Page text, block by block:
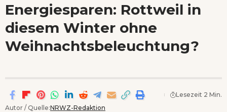
Energiesparen: Rottweil in
diesem Winter ohne
Weihnachtsbeleuchtung?
Autor / Quelle:NRWZ-Redaktion
Lesezeit 2 Min.